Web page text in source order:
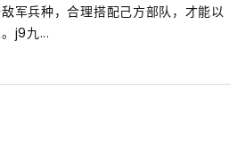
军兵种，合理搭配己方部队，才能以
j9九...